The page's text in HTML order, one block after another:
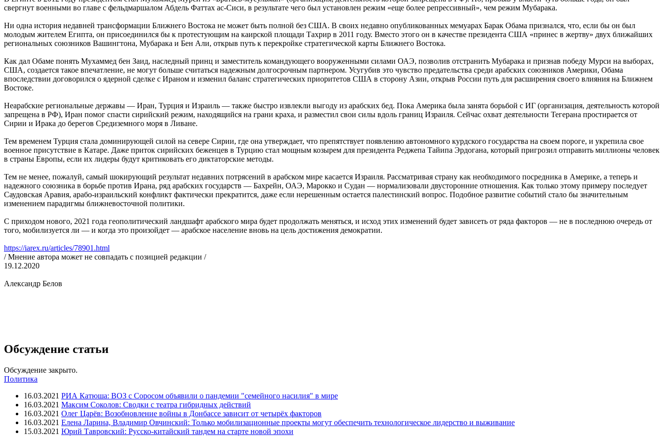
свергнут военными во главе с фельдмаршалом Абдель Фаттах ас-Сиси, в результате чего был установлен режим «еще более репрессивный», чем режим Мубарака.
Ни одна история недавней трансформации Ближнего Востока не может быть полной без США. В своих недавно опубликованных мемуарах Барак Обама признался, что, если бы он был
молодым жителем Египта, он присоединился бы к протестующим на каирской площади Тахрир в 2011 году. Вместо этого он в качестве президента США «принес в жертву» двух ближайших
региональных союзников Вашингтона, Мубарака и Бен Али, открыв путь к перекройке стратегической карты Ближнего Востока.
Как дал Обаме понять Мухаммед бен Заид, наследный принц и заместитель командующего вооруженными силами ОАЭ, позволив отстранить Мубарака и признав победу Мурси на выборах,
США, создается такое впечатление, не могут больше считаться надежным долгосрочным партнером. Усугубив это чувство предательства среди арабских союзников Америки, Обама
впоследствии договорился о ядерной сделке с Ираном и изменил баланс стратегических приоритетов США в сторону Азии, открыв России путь для расширения своего влияния на Ближнем
Востоке.
Неарабские региональные державы — Иран, Турция и Израиль — также быстро извлекли выгоду из арабских бед. Пока Америка была занята борьбой с ИГ (организация, деятельность которой
запрещена в РФ), Иран помог спасти сирийский режим, находящийся на грани краха, и разместил свои силы вдоль границ Израиля. Сейчас охват деятельности Тегерана простирается от
Сирии и Ирака до берегов Средиземного моря в Ливане.
Тем временем Турция стала доминирующей силой на севере Сирии, где она утверждает, что препятствует появлению автономного курдского государства на своем пороге, и укрепила свое
военное присутствие в Катаре. Даже приток сирийских беженцев в Турцию стал мощным козырем для президента Реджепа Тайипа Эрдогана, который пригрозил отправить миллионы человек
в страны Европы, если их лидеры будут критиковать его диктаторские методы.
Тем не менее, пожалуй, самый шокирующий результат недавних потрясений в арабском мире касается Израиля. Рассматривая страну как необходимого посредника в Америке, а теперь и
надежного союзника в борьбе против Ирана, ряд арабских государств — Бахрейн, ОАЭ, Марокко и Судан — нормализовали двусторонние отношения. Как только этому примеру последует
Саудовская Аравия, арабо-израильский конфликт фактически прекратится, даже если нерешенным остается палестинский вопрос. Подобное развитие событий стало бы значительным
изменением парадигмы ближневосточной политики.
С приходом нового, 2021 года геополитический ландшафт арабского мира будет продолжать меняться, и исход этих изменений будет зависеть от ряда факторов — не в последнюю очередь от
того, мобилизуется ли — и когда это произойдет — арабское население вновь на цель достижения демократии.
https://iarex.ru/articles/78901.html
/ Мнение автора может не совпадать с позицией редакции /
19.12.2020
Александр Белов
Обсуждение статьи
Обсуждение закрыто.
Политика
16.03.2021 РИА Катюша: ВОЗ с Соросом объявили о пандемии "семейного насилия" в мире
16.03.2021 Максим Соколов: Сводки с театра гибридных действий
16.03.2021 Олег Царёв: Возобновление войны в Донбассе зависит от четырёх факторов
16.03.2021 Елена Ларина, Владимир Овчинский: Только мобилизационные проекты могут обеспечить технологическое лидерство и выживание
15.03.2021 Юрий Тавровский: Русско-китайский тандем на старте новой эпохи